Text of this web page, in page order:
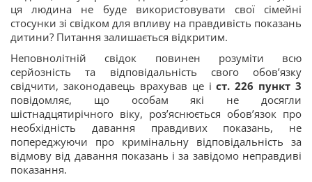
ця людина не буде використовувати свої сімейні
стосунки зі свідком для впливу на правдивість показань
дитини? Питання залишається відкритим.
Неповнолітній свідок повинен розуміти всю
серйозність та відповідальність свого обов’язку
свідчити, законодавець врахував це іст. 226 пункт 3
повідомляє, що особам які не досягли
шістнадцятирічного віку, роз’яснюється обов’язок про
необхідність давання правдивих показань, не
попереджуючи про кримінальну відповідальність за
відмову від давання показань і за завідомо неправдиві
показання.